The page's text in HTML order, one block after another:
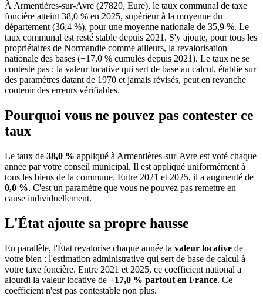
À Armentières-sur-Avre (27820, Eure), le taux communal de taxe
foncière atteint 38,0 % en 2025, supérieur à la moyenne du
département (36,4 %), pour une moyenne nationale de 35,9 %. Le
taux communal est resté stable depuis 2021. S'y ajoute, pour tous les
propriétaires de Normandie comme ailleurs, la revalorisation
nationale des bases (+17,0 % cumulés depuis 2021). Le taux ne se
conteste pas ; la valeur locative qui sert de base au calcul, établie sur
des paramètres datant de 1970 et jamais révisés, peut en revanche
contenir des erreurs vérifiables.
Pourquoi vous ne pouvez pas contester ce
taux
Le taux de 38,0 % appliqué à Armentières-sur-Avre est voté chaque
année par votre conseil municipal. Il est appliqué uniformément à
tous les biens de la commune. Entre 2021 et 2025, il a augmenté de
0,0 %. C'est un paramètre que vous ne pouvez pas remettre en
cause individuellement.
L'État ajoute sa propre hausse
En parallèle, l'État revalorise chaque année la valeur locative de
votre bien : l'estimation administrative qui sert de base de calcul à
votre taxe foncière. Entre 2021 et 2025, ce coefficient national a
alourdi la valeur locative de +17,0 % partout en France. Ce
coefficient n'est pas contestable non plus.